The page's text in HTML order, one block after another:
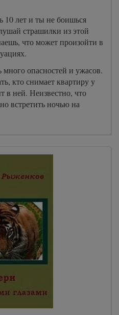
10 лет и ты не боишься
страшилки из этой
что может произойти в
опасностей и ужасов.
кто снимает квартиру у
в ней. Неизвестно, что
встретить ночью на